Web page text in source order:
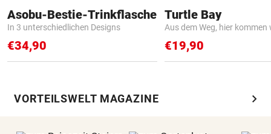
Asobu-Bestie-Trinkflasche
In 3 unterschiedlichen Designs
€34,90
Turtle Bay
Aus dem Weg, hier kommen
€19,90
VORTEILSWELT MAGAZINE chevron_right